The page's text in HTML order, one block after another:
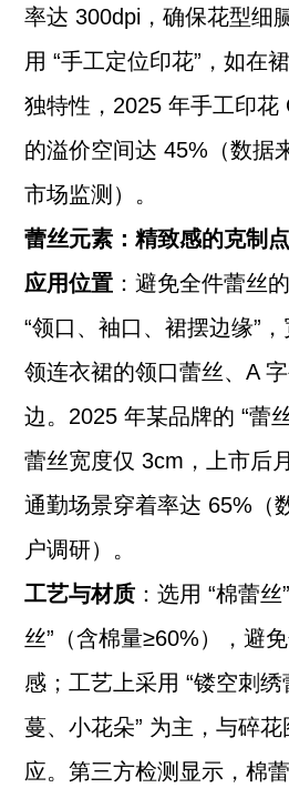
率达 300dpi，确保花型细
用 “手工定位印花”，如在
独特性，2025 年手工印花
的溢价空间达 45%（数据
市场监测）。
蕾丝元素：精致感的克制
应用位置 ：避免全件蕾丝
“领口、袖口、裙摆边缘”
领连衣裙的领口蕾丝、A
边。2025 年某品牌的 “蕾
蕾丝宽度仅 3cm，上市后
通勤场景穿着率达 65%（
户调研）。
工艺与材质 ：选用 “棉蕾
丝”（含棉量≥60%），避
感；工艺上采用 “镂空刺绣
蔓、小花朵” 为主，与碎
应。第三方检测显示，棉